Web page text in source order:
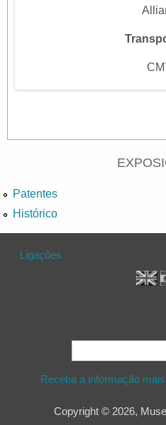
Patentes
Histórico
Ligações
Formulário de procura
Receba a informação
Copyright © 2026,